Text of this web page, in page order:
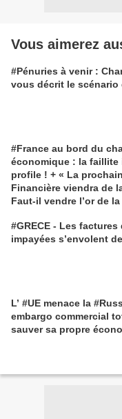
Vous aimerez
#Pénuries à venir :
vous décrit le scénario
#France au bord du
économique : la faillite
profile ! + « La
Financière viendra de la France !
Faut-il vendre l’or de
éviter le chaos ? »
#GRECE - Les factures
impayées s’envolent
L’ #UE menace la
embargo commercial
sauver sa propre